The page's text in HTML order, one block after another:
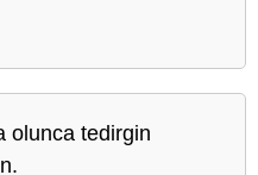
olunca tedirgin